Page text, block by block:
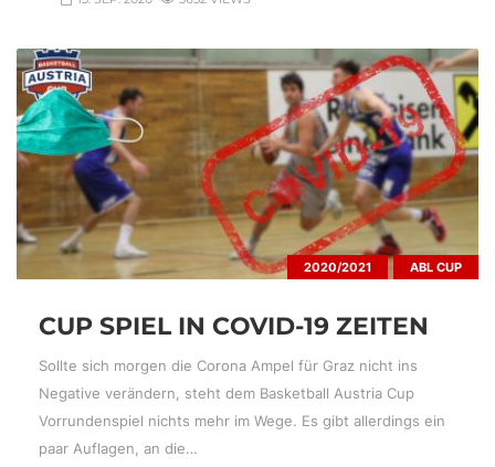
2020/2021 ABL CUP
CUP SPIEL IN COVID-19 ZEITEN
Sollte sich morgen die Corona Ampel für Graz nicht ins
Negative verändern, steht dem Basketball Austria Cup
Vorrundenspiel nichts mehr im Wege. Es gibt allerdings ein
paar Auflagen, an die…